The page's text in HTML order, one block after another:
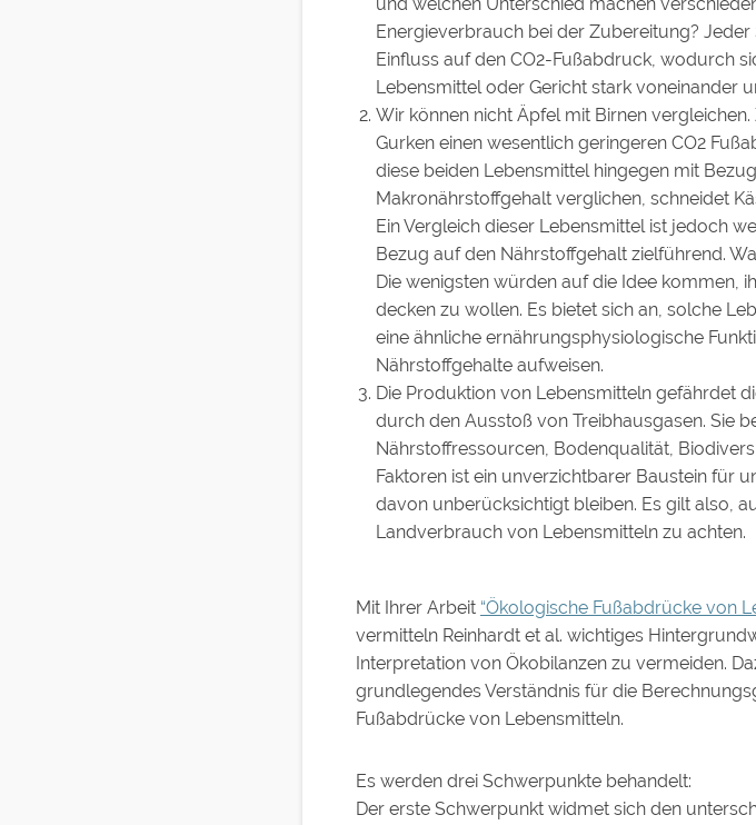
Energieverbrauch bei der Zubereitung?
Einfluss auf den CO2-Fußabdruck, wodurch
Lebensmittel oder Gericht stark voneinander
Wir können nicht Äpfel mit Birnen
Gurken einen wesentlich geringeren CO2
diese beiden Lebensmittel hingegen mit
Makronährstoffgehalt verglichen, schneidet
Ein Vergleich dieser Lebensmittel ist jedoch
Bezug auf den Nährstoffgehalt zielführend.
Die wenigsten würden auf die Idee kommen,
decken zu wollen. Es bietet sich an, solche
eine ähnliche ernährungsphysiologische
Nährstoffgehalte aufweisen.
Die Produktion von Lebensmitteln gefährdet
durch den Ausstoß von Treibhausgasen. Sie
Nährstoffressourcen, Bodenqualität,
Faktoren ist ein unverzichtbarer Baustein für
davon unberücksichtigt bleiben. Es gilt also,
Landverbrauch von Lebensmitteln zu achten.
Mit Ihrer Arbeit “Ökologische Fußabdrücke von
vermitteln Reinhardt et al. wichtiges
Interpretation von Ökobilanzen zu vermeiden.
grundlegendes Verständnis für die
Fußabdrücke von Lebensmitteln.
Es werden drei Schwerpunkte behandelt:
Der erste Schwerpunkt widmet sich den